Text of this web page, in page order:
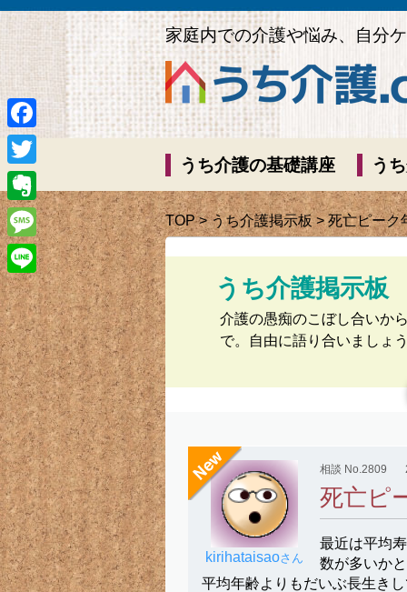
家庭内での介護や悩み、自分
うち介護の基礎講座 う
TOP>うち介護掲示板> 死亡ピーク
うち介護掲示板
介護の愚痴のこぼし合いか
で。自由に語り合いましょ
kirihataisaoさん
相談 No.2809
死亡ピ
最近は平均
数が多いか
平均年齢よりもだいぶ長生き
Facebook
Twitter
Evernote
Message
Line